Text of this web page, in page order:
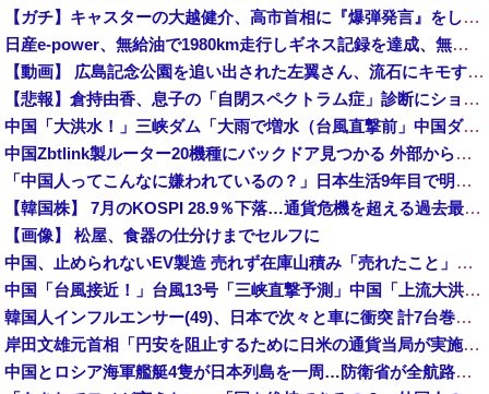
【ガチ】キャスターの大越健介、高市首相に『爆弾発言』をしてしまう！！！！！
日産e-power、無給油で1980km走行しギネス記録を達成、無駄な発電や送電ロスなくEVよりエコを証明
【動画】 広島記念公園を追い出された左翼さん、流石にキモすぎて炎上
【悲報】倉持由香、息子の「自閉スペクトラム症」診断にショックで涙… 見逃していた乳幼児期のサインとは？
中国「大洪水！」三峡ダム「大雨で増水（台風直撃前」中国ダム「緊急放流！」中国鉄道「列車が走行中に流される」中国避難所「支援物資は有料です」謎の勢力「え」→
中国Zbtlink製ルーター20機種にバックドア見つかる 外部から完全制御のおそれ
「中国人ってこんなに嫌われているの？」日本生活9年目で明かす本心！
【韓国株】 7月のKOSPI 28.9％下落…通貨危機を超える過去最大の下げ幅
【画像】 松屋、食器の仕分けまでセルフに
中国、止められないEV製造 売れず在庫山積み「売れたこと」にして補助金を騙し取る事案を思いつきが横行
中国「台風接近！」台風13号「三峡直撃予測」中国「上流大洪水！（三峡上流」中国都市「8/5の映像（動画」三峡ダム「緊急放流（決壊危機」中国「下流大水害（震え声」→
韓国人インフルエンサー(49)、日本で次々と車に衝突 計7台巻き込み 八王子
岸田文雄元首相「円安を阻止するために日米の通貨当局が実施した為替介入は一時しのぎに過ぎない」
中国とロシア海軍艦艇4隻が日本列島を一周…防衛省が全航路を公開！